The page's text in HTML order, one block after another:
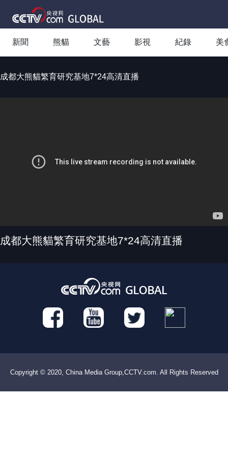
新聞 熊貓 文藝 影視 紀錄 美
成都大熊貓繁育研究基地7*24高清直播
成都大熊貓繁育研究基地7*24高清直播
Copyright © 2020, China Media Group,CCTV.com. All Rights Reserved